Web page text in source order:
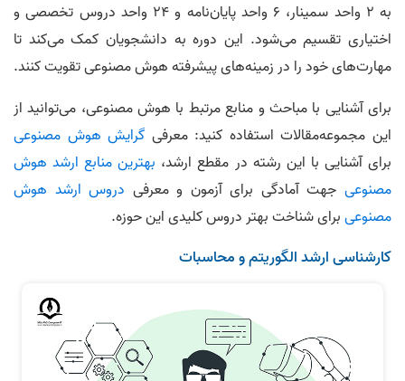
به ۲ واحد سمینار، ۶ واحد پایان‌نامه و ۲۴ واحد دروس تخصصی و
اختیاری تقسیم می‌شود. این دوره به دانشجویان کمک می‌کند تا
مهارت‌های خود را در زمینه‌های پیشرفته هوش مصنوعی تقویت کنند.
برای آشنایی با مباحث و منابع مرتبط با هوش مصنوعی، می‌توانید از
این مجموعه‌مقالات استفاده کنید: معرفی گرایش هوش مصنوعی
برای آشنایی با این رشته در مقطع ارشد، بهترین منابع ارشد هوش
مصنوعیجهت آمادگی برای آزمون و معرفی دروس ارشد هوش
مصنوعیبرای شناخت بهتر دروس کلیدی این حوزه.
کارشناسی ارشد الگوریتم و محاسبات